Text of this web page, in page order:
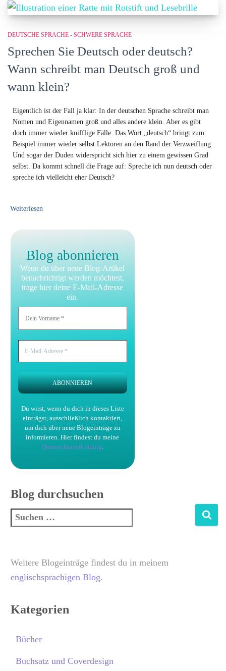
DEUTSCHE SPRACHE - SCHWERE SPRACHE
Sprechen Sie Deutsch oder deutsch?
Wann schreibt man Deutsch groß und
wann klein?
Eigentlich ist der Fall ja klar: In der deutschen Sprache schreibt man
Nomen und Eigennamen groß und alles andere klein. Aber es gibt
doch immer wieder knifflige Fälle. Das Wort „deutsch“ bringt zum
Beispiel immer wieder selbst Lektoren an den Rand der Verzweiflung.
Und sogar der Duden widerspricht sich hier zu einem gewissen Grad
selbst. Da kommt schnell die Frage auf: Spreche ich nun deutsch oder
spreche ich vielleicht eher Deutsch?
Weiterlesen
Blog abonnieren
Wenn du über neue Blog-Artikel
benachrichtigt werden möchtest,
trage hier deine E-Mail-Adresse
ein.
Du wirst, wenn du dich in dieses Liste
einträgst, ausschließlich kontaktiert,
um dich über neue Blogeinträge zu
informieren.Hier findest du meine
Datenschutzerklärung
Blog durchsuchen
Weitere Blogeinträge findest du in meinem
englischsprachigen Blog.
Kategorien
Bücher
Buchsatz und Coverdesign